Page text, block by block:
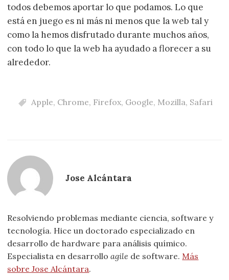
todos debemos aportar lo que podamos. Lo que
está en juego es ni más ni menos que la web tal y
como la hemos disfrutado durante muchos años,
con todo lo que la web ha ayudado a florecer a su
alrededor.
Apple, Chrome, Firefox, Google, Mozilla, Safari
Jose Alcántara
Resolviendo problemas mediante ciencia, software y
tecnología. Hice un doctorado especializado en
desarrollo de hardware para análisis químico.
Especialista en desarrolloagile de software. Más
sobre Jose Alcántara.